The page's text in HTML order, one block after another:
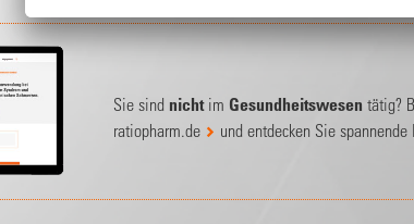
Sie sind nicht im Gesundheitswesen tätig?
ratiopharm.de
und entdecken Sie